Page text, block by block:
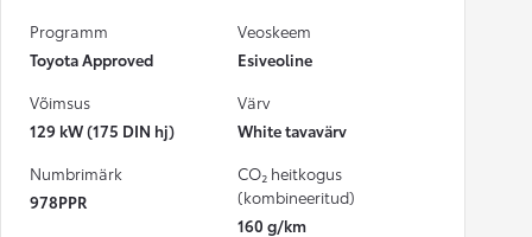
Programm
Toyota Approved
Veoskeem
Esiveoline
Võimsus
129 kW (175 DIN hj)
Värv
White tavavärv
Numbrimärk
978PPR
CO₂ heitkogus
(kombineeritud)
160 g/km